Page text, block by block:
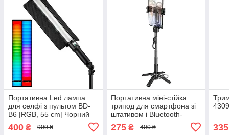
Портативна Led лампа
для селфі з пультом BD-
B6 |RGB, 55 cm| Чорний
400 ₴ 900 ₴
Портативна міні-стійка
трипод для смартфона зі
штативом і Bluetooth-
пультом HOCO K27 Magic
Чорний
275₴ 400 ₴ 335